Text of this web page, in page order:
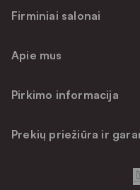
Firminiai salonai
Firminiai salonai
Prekių atsiėmimo punktai
Apie mus
Atsiliepimai
Pirkimo informacija
Pirkimo sąlygos
Prekių priežiūra ir
Baldo kokybės